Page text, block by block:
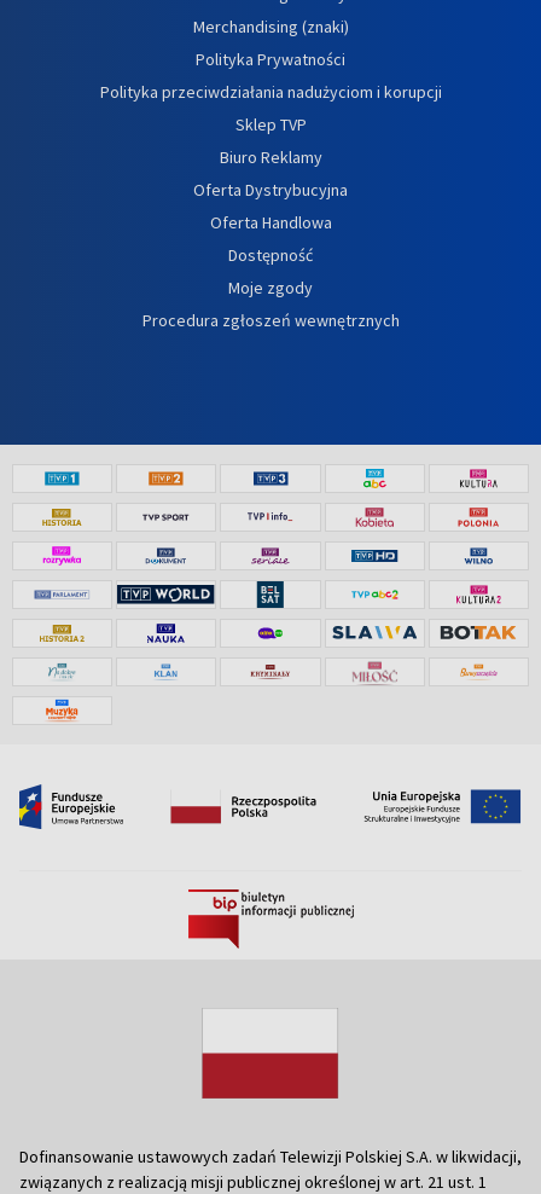
Merchandising (znaki)
Polityka Prywatności
Polityka przeciwdziałania nadużyciom i korupcji
Sklep TVP
Biuro Reklamy
Oferta Dystrybucyjna
Oferta Handlowa
Dostępność
Moje zgody
Procedura zgłoszeń wewnętrznych
Dofinansowanie ustawowych zadań Telewizji Polskiej S.A. w likwidacji,
związanych z realizacją misji publicznej określonej w art. 21 ust. 1